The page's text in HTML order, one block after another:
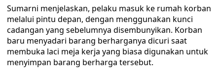
Sumarni menjelaskan, pelaku masuk ke rumah korban
melalui pintu depan, dengan menggunakan kunci
cadangan yang sebelumnya disembunyikan. Korban
baru menyadari barang berharganya dicuri saat
membuka laci meja kerja yang biasa digunakan untuk
menyimpan barang berharga tersebut.